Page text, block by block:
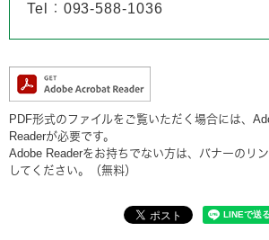
Tel：093-588-1036
PDF形式のファイルをご覧いただく場合には、
Readerが必要です。
Adobe Readerをお持ちでない方は、バナーのリ
してください。（無料）